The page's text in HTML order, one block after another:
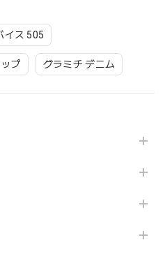
イス 505
プ グラミチ デニム